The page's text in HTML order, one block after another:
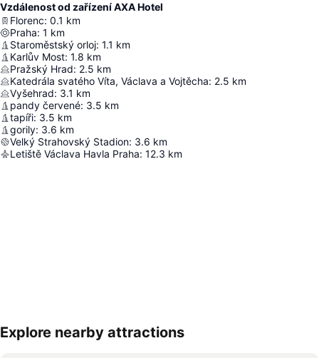
Vzdálenost od zařízení AXA Hotel
Florenc: 0.1 km
Praha: 1 km
Staroměstský orloj: 1.1 km
Karlův Most: 1.8 km
Pražský Hrad: 2.5 km
Katedrála svatého Víta, Václava a Vojtěcha: 2.5 km
Vyšehrad: 3.1 km
pandy červené: 3.5 km
tapíři: 3.5 km
gorily: 3.6 km
Velký Strahovský Stadion: 3.6 km
Letiště Václava Havla Praha: 12.3 km
Explore nearby attractions